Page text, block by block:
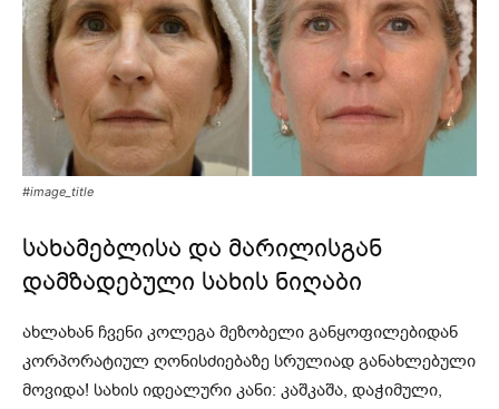
#image_title
სახამებლისა და მარილისგან
დამზადებული სახის ნიღაბი
ახლახან ჩვენი კოლეგა მეზობელი განყოფილებიდან
კორპორატიულ ღონისძიებაზე სრულიად განახლებული
მოვიდა! სახის იდეალური კანი: კაშკაშა, დაჭიმული,